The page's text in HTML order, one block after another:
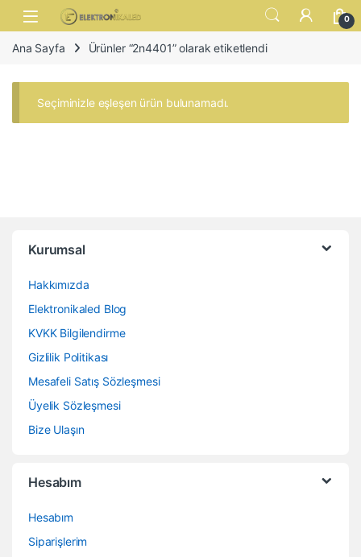
Skip to navigation
Skip to content
Open 0
Ana Sayfa Ürünler “2n4401” olarak etiketlendi
Seçiminizle eşleşen ürün bulunamadı.
Kurumsal
Hakkımızda
Elektronikaled Blog
KVKK Bilgilendirme
Gizlilik Politikası
Mesafeli Satış Sözleşmesi
Üyelik Sözleşmesi
Bize Ulaşın
Hesabım
Hesabım
Siparişlerim